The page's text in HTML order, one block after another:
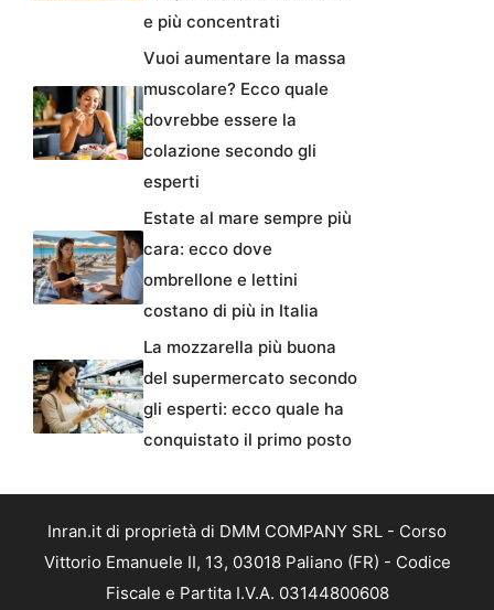
e più concentrati
Vuoi aumentare la massa
muscolare? Ecco quale
dovrebbe essere la
colazione secondo gli
esperti
Estate al mare sempre più
cara: ecco dove
ombrellone e lettini
costano di più in Italia
La mozzarella più buona
del supermercato secondo
gli esperti: ecco quale ha
conquistato il primo posto
Inran.it di proprietà di DMM COMPANY SRL - Corso
Vittorio Emanuele II, 13, 03018 Paliano (FR) - Codice
Fiscale e Partita I.V.A. 03144800608